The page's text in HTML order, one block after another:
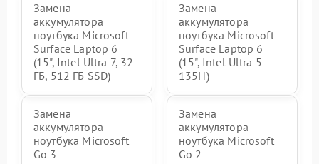
Замена
аккумулятора
ноутбука Microsoft
Surface Laptop 6
(15", Intel Ultra 7, 32
ГБ, 512 ГБ SSD)
Замена
аккумулятора
ноутбука Microsoft
Surface Laptop 6
(15", Intel Ultra 5-
135H)
Замена
аккумулятора
ноутбука Microsoft
Go 3
Замена
аккумулятора
ноутбука Microsoft
Go 2